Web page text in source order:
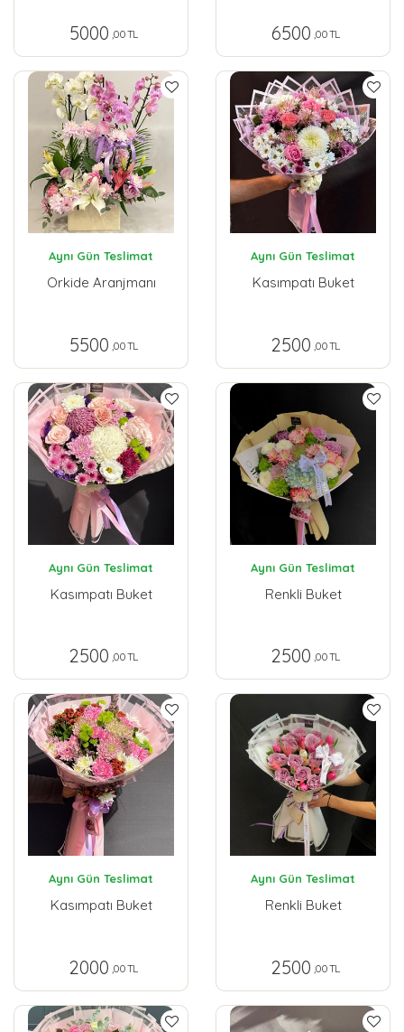
5000 ,00 TL 6500 ,00 TL
Aynı Gün Teslimat
Orkide Aranjmanı
5500 ,00 TL
Aynı Gün Teslimat
Kasımpatı Buket
2500 ,00 TL
Aynı Gün Teslimat
Kasımpatı Buket
2500 ,00 TL
Aynı Gün Teslimat
Renkli Buket
2500 ,00 TL
Aynı Gün Teslimat
Kasımpatı Buket
2000 ,00 TL
Aynı Gün Teslimat
Renkli Buket
2500 ,00 TL